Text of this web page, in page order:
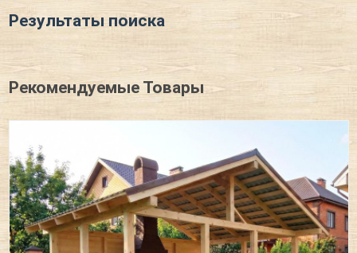
Результаты поиска
Рекомендуемые Товары